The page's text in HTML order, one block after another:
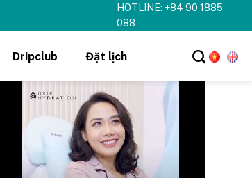
HOTLINE: +84 90 1885
088
Dripclub Đặt lịch